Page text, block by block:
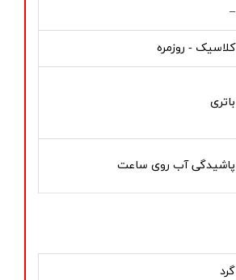
–
کلاسیک - روزمره
باتری
پاشیدگی آب روی ساعت
گرد